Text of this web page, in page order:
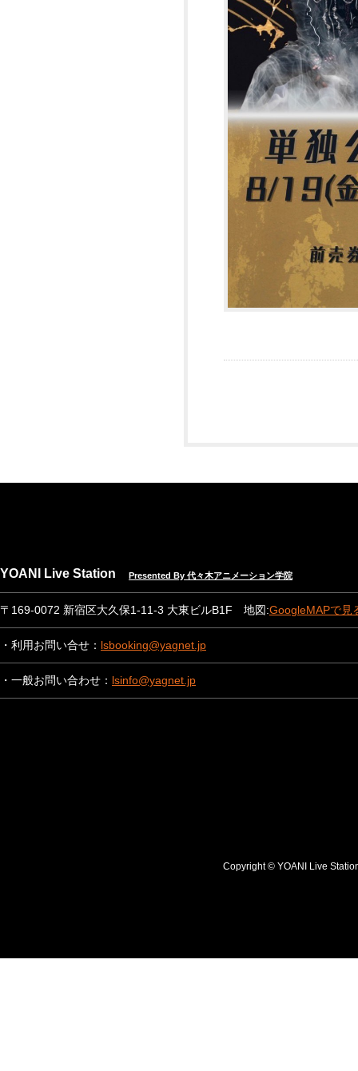
YOANI Live Station Presented By 代々木アニメーション学院
〒169-0072 新宿区大久保1-11-3 大東ビルB1F 地図:GoogleMAPで見
・利用お問い合せ： lsbooking@yagnet.jp
・一般お問い合わせ： lsinfo@yagnet.jp
Copyright © YOANI Live